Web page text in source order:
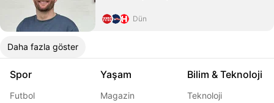
Dün
Daha fazla göster
Spor
Futbol
Yaşam
Magazin
Bilim & Teknoloji
Teknoloji